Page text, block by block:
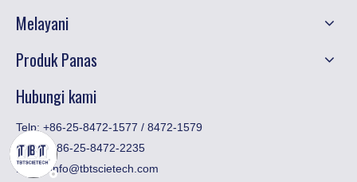
Melayani
Produk Panas
Hubungi kami
Telp: +86-25-8472-1577 / 8472-1579
Faks:​+ 86-25-8472-2235
Email:info@tbtscietech.com